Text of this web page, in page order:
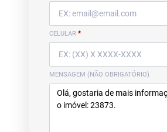
CELULAR *
MENSAGEM (NÃO OBRIGATÓRIO)